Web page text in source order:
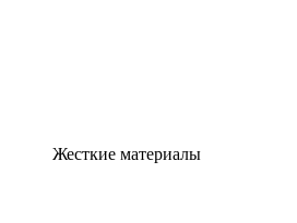
Жесткие материалы